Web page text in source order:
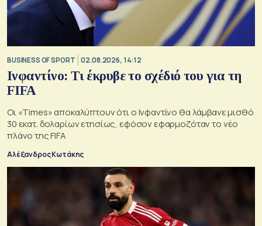
BUSINESS OF SPORT 02.08.2026, 14:12
Ινφαντίνο: Τι έκρυβε το σχέδιό του για τη
FIFA
Οι «Times» αποκαλύπτουν ότι ο Ινφαντίνο θα λάμβανε μισθό
30 εκατ. δολαρίων ετησίως, εφόσον εφαρμοζόταν το νέο
πλάνο της FIFA
Αλέξανδρος Κωτάκης